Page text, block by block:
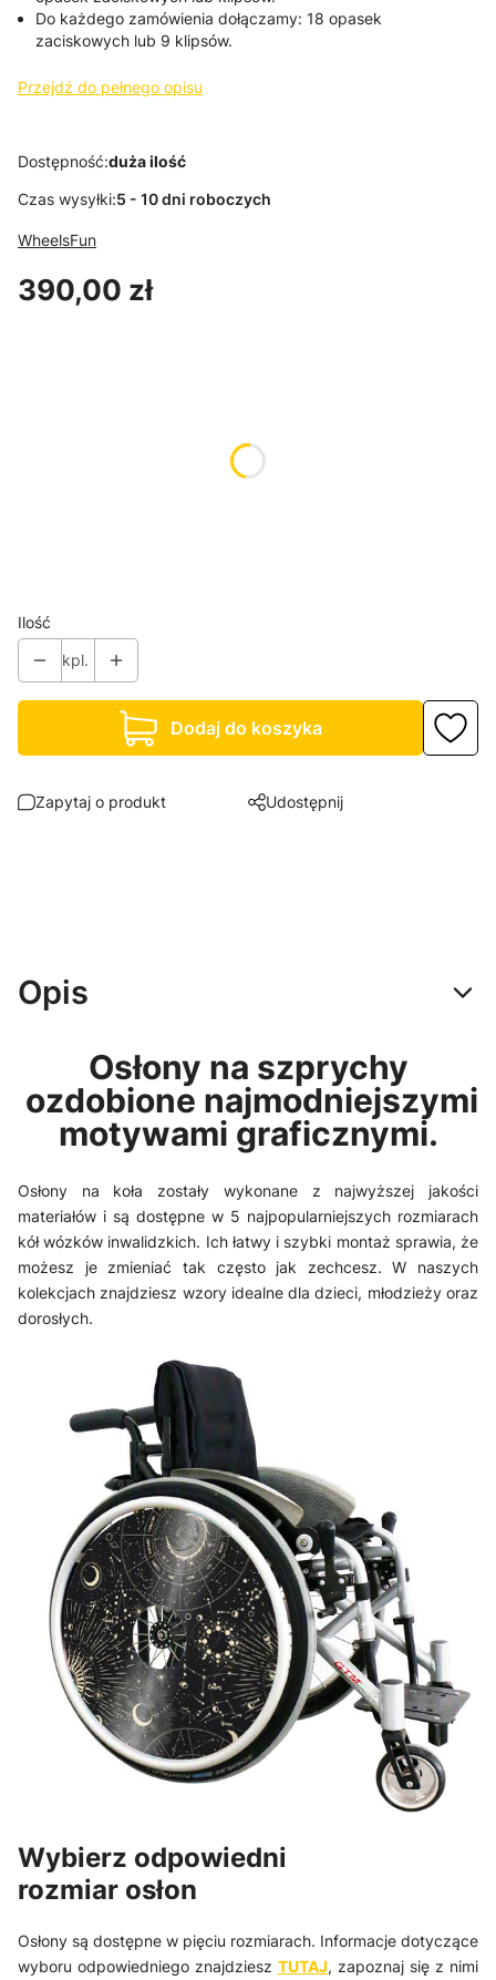
Do każdego zamówienia dołączamy: 18 opasek
zaciskowych lub 9 klipsów.
Przejdź do pełnego opisu
Dostępność:duża ilość
Czas wysyłki:5 - 10 dni roboczych
WheelsFun
Cena
390,00 zł
Ilość
kpl.
Dodaj do koszyka
Zapytaj o produkt Udostępnij
Opis
Osłony na szprychy
ozdobione najmodniejszymi
motywami graficznymi.
Osłony na koła zostały wykonane z najwyższej jakości
materiałów i są dostępne w 5 najpopularniejszych rozmiarach
kół wózków inwalidzkich. Ich łatwy i szybki montaż sprawia, że
możesz je zmieniać tak często jak zechcesz. W naszych
kolekcjach znajdziesz wzory idealne dla dzieci, młodzieży oraz
dorosłych.
Wybierz odpowiedni
rozmiar osłon
Osłony są dostępne w pięciu rozmiarach. Informacje dotyczące
wyboru odpowiedniego znajdziesz TUTAJ, zapoznaj się z nimi